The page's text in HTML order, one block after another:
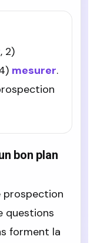
, 2)
mesurer.
bon plan
prospection
questions
forment la